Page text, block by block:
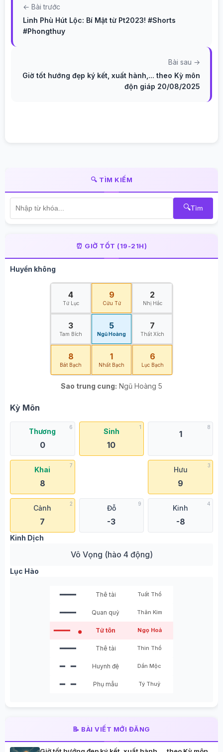
← Bài trước
Linh Phù Hút Lộc: Bí Mật từ Pt2023! #Shorts
#Phongthuy
Bài sau →
Giờ tốt hướng đẹp ký kết, xuất hành,... theo Kỳ môn
độn giáp 20/08/2025
🔍 TÌM KIẾM
🔍Tìm
⏰ GIỜ TỐT (19-21H)
Huyền không
4
Tứ Lục
9
Cửu Tử
2
Nhị Hắc
3
Tam Bích
5
Ngũ Hoàng
7
Thất Xích
8
Bát Bạch
1
Nhất Bạch
6
Lục Bạch
Sao trung cung: Ngũ Hoàng 5
Kỳ Môn
6
Thương
0
1
Sinh
10
8
1
7
Khai
8
3
Hưu
9
2
Cảnh
7
9
Đỗ
-3
4
Kinh
-8
Kinh Dịch
Vô Vọng (hào 4 động)
Lục Hào
━━━ Thê tài Tuất Thổ
━━━ Quan quỷ Thân Kim
━━━ ● Tử tôn Ngọ Hoả
━━━ Thê tài Thìn Thổ
━ ━ Huynh đệ Dần Mộc
━ ━ Phụ mẫu Tý Thuỷ
📝 BÀI VIẾT MỚI ĐĂNG